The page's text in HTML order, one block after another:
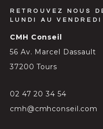
RETROUVEZ NOUS
LUNDI AU VENDREDI
CMH Conseil
56 Av. Marcel Dassault
37200 Tours
02 47 20 34 54
cmh@cmhconseil.com